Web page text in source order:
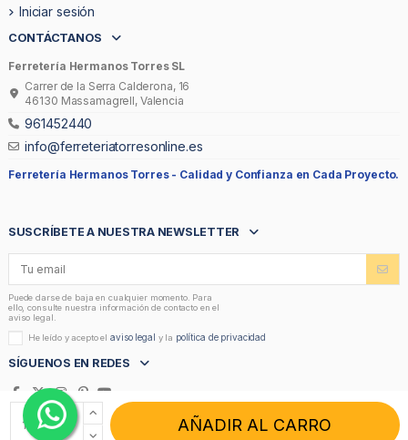
AÑADIR AL CARRO
Iniciar sesión
CONTÁCTANOS
Ferretería Hermanos Torres SL
Carrer de la Serra Calderona, 16
46130 Massamagrell, Valencia
961452440
info@ferreteriatorresonline.es
Ferretería Hermanos Torres - Calidad y Confianza en Cada Proyecto.
SUSCRÍBETE A NUESTRA NEWSLETTER
Puede darse de baja en cualquier momento. Para
ello, consulte nuestra información de contacto en el
aviso legal.
He leído y acepto elaviso legal y la política de privacidad
SÍGUENOS EN REDES